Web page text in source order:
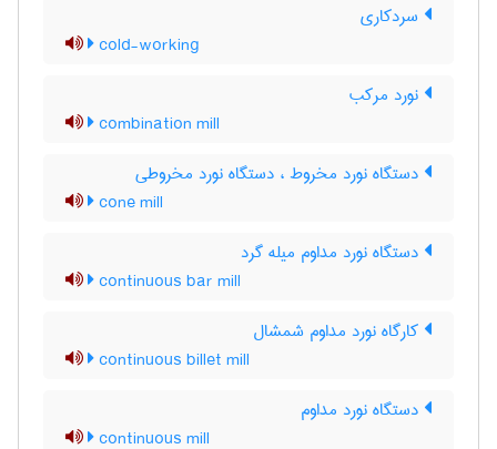
سردکاري
cold-working
نورد مرکب
combination mill
دستگاه نورد مخروط ، دستگاه نورد مخروطی
cone mill
دستگاه نورد مداوم میله گرد
continuous bar mill
کارگاه نورد مداوم شمشال
continuous billet mill
دستگاه نورد مداوم
continuous mill